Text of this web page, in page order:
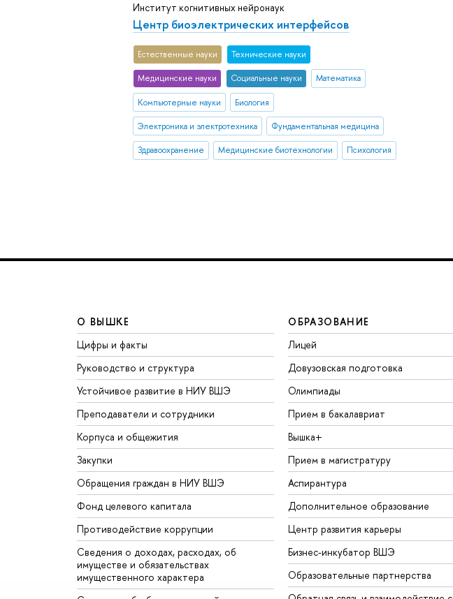
Институт когнитивных нейронаук
Центр биоэлектрических интерфейсов
Естественные науки Тех­ничес­кие науки
Медицинские науки Социальные науки Математика
Компьютерные науки Биология
Электроника и электротехника Фундаментальная медицина
Здравоохранение Медицинские биотехнологии Психология
О ВЫШКЕ
Цифры и факты
Руководство и структура
Устойчивое развитие в НИУ ВШЭ
Преподаватели и сотрудники
Корпуса и общежития
Закупки
Обращения граждан в НИУ ВШЭ
Фонд целевого капитала
Противодействие коррупции
Сведения о доходах, расходах, об
имуществе и обязательствах
имущественного характера
ОБРАЗОВАНИЕ
Лицей
Довузовская подготовка
Олимпиады
Прием в бакалавриат
Вышка+
Прием в магистратуру
Аспирантура
Дополнительное образование
Центр развития карьеры
Бизнес-инкубатор ВШЭ
Образовательные партнерства